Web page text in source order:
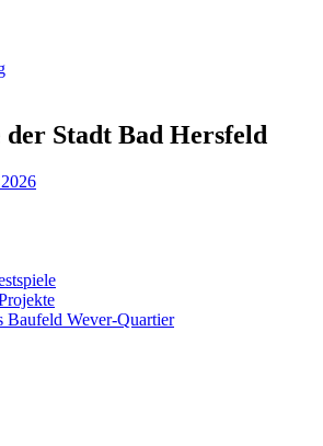
Stadt Bad Hersfeld
Baufeld Wever-Quartier